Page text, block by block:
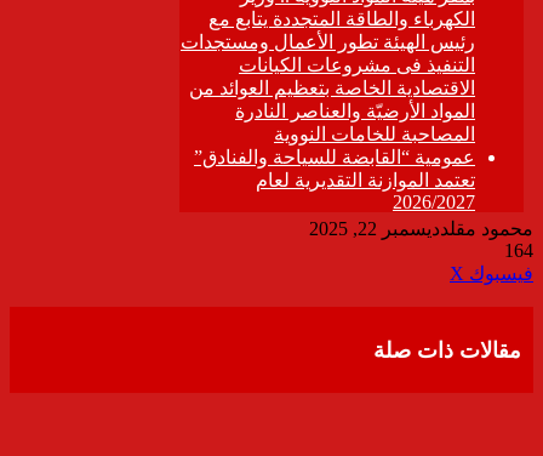
محمود مقلدديسمبر 22, 2025
164
فيسبوك ‫X
مقالات ذات صلة